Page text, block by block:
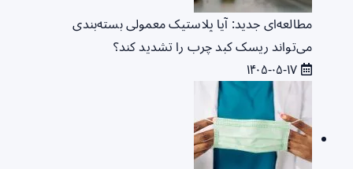
مطالعه‌ای جدید: آیا پلاستیک معمولی بسته‌بندی
می‌تواند ریسک کبد چرب را تشدید کند؟